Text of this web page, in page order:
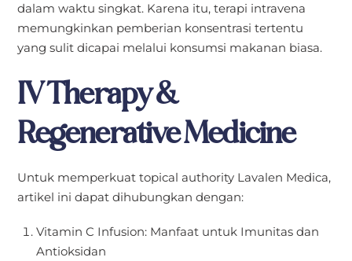
dalam waktu singkat. Karena itu, terapi intravena
memungkinkan pemberian konsentrasi tertentu
yang sulit dicapai melalui konsumsi makanan biasa.
IV Therapy &
Regenerative Medicine
Untuk memperkuat topical authority Lavalen Medica,
artikel ini dapat dihubungkan dengan:
Vitamin C Infusion: Manfaat untuk Imunitas dan
Antioksidan